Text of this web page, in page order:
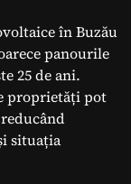
în Buzău
panourile
25 de ani.
proprietăți pot
situația